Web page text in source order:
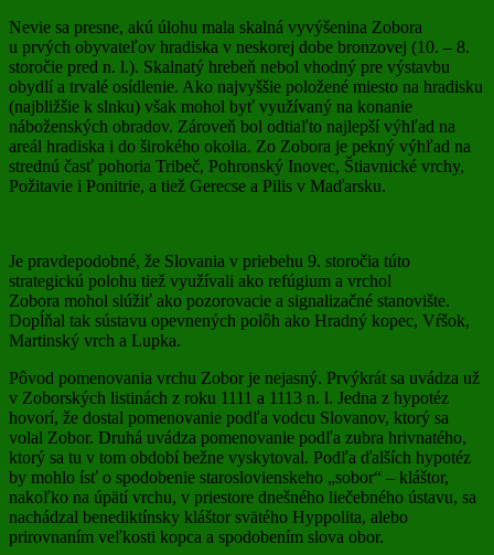
Nevie sa presne, akú úlohu mala skalná vyvýšenina Zobora
u prvých obyvateľov hradiska v neskorej dobe bronzovej (10. – 8.
storočie pred n. l.). Skalnatý hrebeň nebol vhodný pre výstavbu
obydlí a trvalé osídlenie. Ako najvyššie položené miesto na hradisku
(najbližšie k slnku) však mohol byť využívaný na konanie
náboženských obradov. Zároveň bol odtiaľto najlepší výhľad na
areál hradiska i do širokého okolia. Zo Zobora je pekný výhľad na
strednú časť pohoria Tribeč, Pohronský Inovec, Štiavnické vrchy,
Požitavie i Ponitrie, a tiež Gerecse a Pilis v Maďarsku.
Je pravdepodobné, že Slovania v priebehu 9. storočia túto
strategickú polohu tiež využívali ako refúgium a vrchol
Zobora mohol slúžiť ako pozorovacie a signalizačné stanovište.
Dopĺňal tak sústavu opevnených polôh ako Hradný kopec, Vŕšok,
Martinský vrch a Lupka.
Pôvod pomenovania vrchu Zobor je nejasný. Prvýkrát sa uvádza už
v Zoborských listinách z roku 1111 a 1113 n. l. Jedna z hypotéz
hovorí, že dostal pomenovanie podľa vodcu Slovanov, ktorý sa
volal Zobor. Druhá uvádza pomenovanie podľa zubra hrivnatého,
ktorý sa tu v tom období bežne vyskytoval. Podľa ďalších hypotéz
by mohlo ísť o spodobenie staroslovienskeho „sobor“ – kláštor,
nakoľko na úpätí vrchu, v priestore dnešného liečebného ústavu, sa
nachádzal benediktínsky kláštor svätého Hyppolita, alebo
prirovnaním veľkosti kopca a spodobením slova obor.